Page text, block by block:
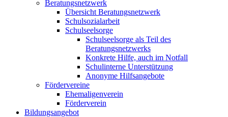
Beratungsnetzwerk
Übersicht Beratungsnetzwerk
Schulsozialarbeit
Schulseelsorge
Schulseelsorge als Teil des
Beratungsnetzwerks
Konkrete Hilfe, auch im Notfall
Schulinterne Unterstützung
Anonyme Hilfsangebote
Fördervereine
Ehemaligenverein
Förderverein
Bildungsangebot